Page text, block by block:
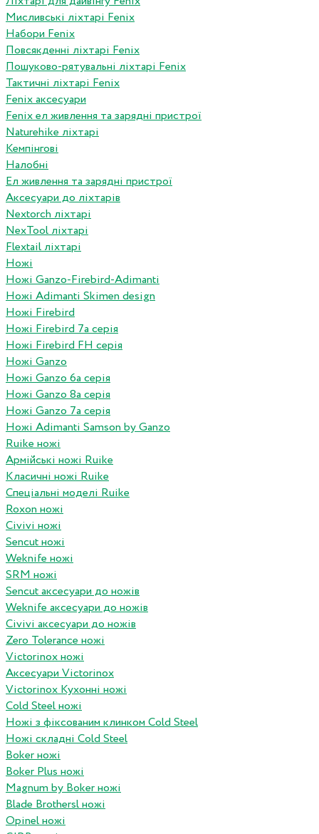
Мисливські ліхтарі Fenix
Набори Fenix
Повсякденні ліхтарі Fenix
Пошуково-рятувальні ліхтарі Fenix
Тактичні ліхтарі Fenix
Fenix аксесуари
Fenix ел живлення та зарядні пристрої
Naturehike ліхтарі
Кемпінгові
Налобні
Ел живлення та зарядні пристрої
Аксесуари до ліхтарів
Nextorch ліхтарі
NexTool ліхтарі
Flextail ліхтарі
Ножі
Ножі Ganzo-Firebird-Adimanti
Ножі Adimanti Skimen design
Ножі Firebird
Ножі Firebird 7а серія
Ножі Firebird FH серія
Ножі Ganzo
Ножі Ganzo 6а серія
Ножі Ganzo 8а серія
Ножі Ganzo 7а серія
Ножі Adimanti Samson by Ganzo
Ruike ножі
Армійські ножі Ruike
Класичні ножі Ruike
Спеціальні моделі Ruike
Roxon ножi
Civivi ножі
Sencut ножі
Weknife ножі
SRM ножі
Sencut аксесуари до ножів
Weknife аксесуари до ножів
Civivi аксесуари до ножів
Zero Tolerance ножі
Victorinox ножі
Аксесуари Victorinox
Victorinox Кухонні ножі
Cold Steel ножі
Ножі з фіксованим клинком Cold Steel
Ножі складні Cold Steel
Boker ножі
Boker Plus ножі
Magnum by Boker ножі
Blade Brothersl ножі
Opinel ножі